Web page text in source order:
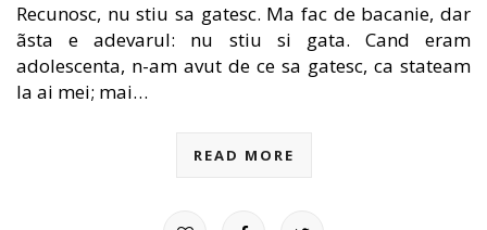
Recunosc, nu stiu sa gatesc. Ma fac de bacanie, dar
ãsta e adevarul: nu stiu si gata. Cand eram
adolescenta, n-am avut de ce sa gatesc, ca stateam
la ai mei; mai…
READ MORE